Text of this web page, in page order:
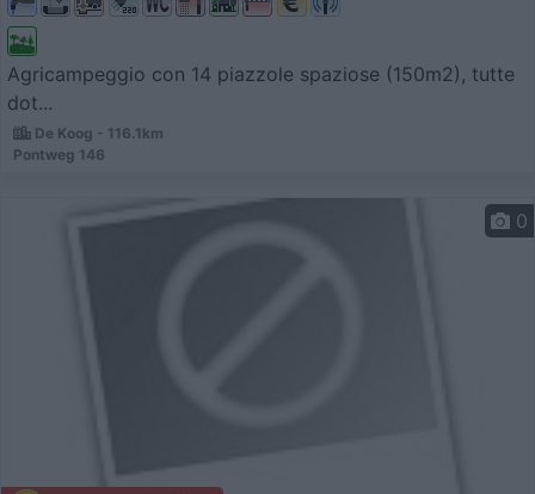
Agricampeggio con 14 piazzole spaziose (150m2), tutte
dot...
De Koog - 116.1km
Pontweg 146
0